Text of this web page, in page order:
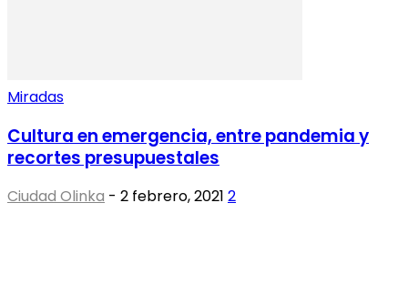
Miradas
Cultura en emergencia, entre pandemia y
recortes presupuestales
Ciudad Olinka - 2 febrero, 2021 2